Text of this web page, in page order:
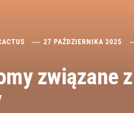
27 PAŹDZIERNIKA 2025
związane